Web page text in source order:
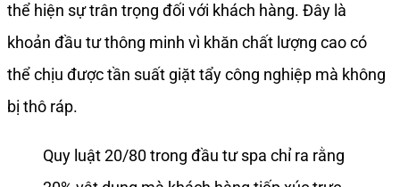
thể hiện sự trân trọng đối với khách hàng. Đây là
khoản đầu tư thông minh vì khăn chất lượng cao có
thể chịu được tần suất giặt tẩy công nghiệp mà không
bị thô ráp.
Quy luật 20/80 trong đầu tư spa chỉ ra rằng